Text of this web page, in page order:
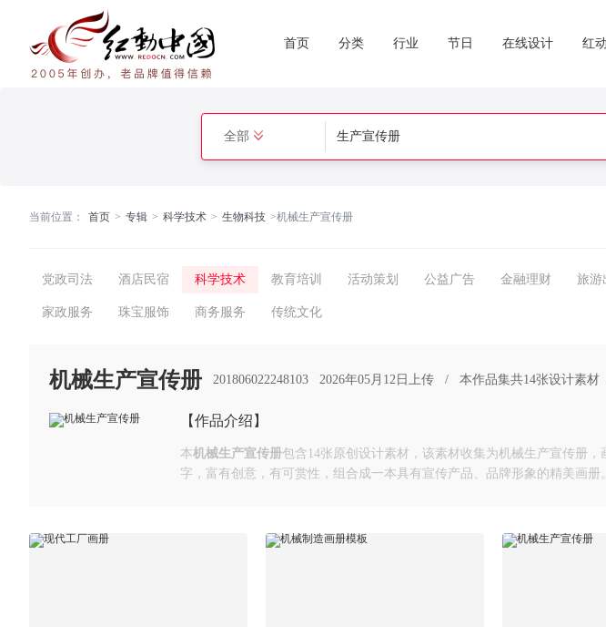
首页 分类 行业 节日 在线设计 红
全部
当前位置： 首页 > 专辑 > 科学技术 > 生物科技 >机械生产宣传册
党政司法 酒店民宿 科学技术 教育培训 活动策划 公益广告 金融理财 旅游
家政服务 珠宝服饰 商务服务 传统文化
机械生产宣传册 201806022248103 2026年05月12日上传 / 本作品集共14张设计素材
【作品介绍】
本机械生产宣传册包含14张原创设计素材，该素材收集为机械生产宣传册
字，富有创意，有可赏性，组合成一本具有宣传产品、品牌形象的精美画册。